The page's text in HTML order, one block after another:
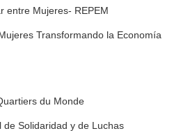
entre Mujeres- REPEM
Transformando la Economía
du Monde
de Solidaridad y de Luchas